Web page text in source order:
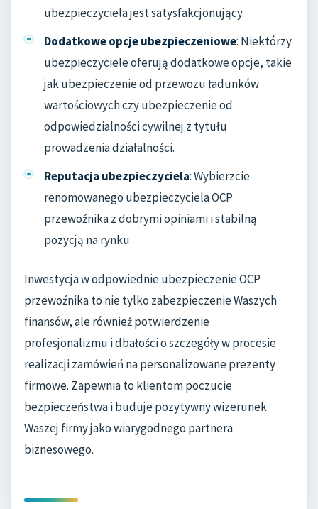
ubezpieczyciela jest satysfakcjonujący.
Dodatkowe opcje ubezpieczeniowe: Niektórzy
ubezpieczyciele oferują dodatkowe opcje, takie
jak ubezpieczenie od przewozu ładunków
wartościowych czy ubezpieczenie od
odpowiedzialności cywilnej z tytułu
prowadzenia działalności.
Reputacja ubezpieczyciela: Wybierzcie
renomowanego ubezpieczyciela OCP
przewoźnika z dobrymi opiniami i stabilną
pozycją na rynku.
Inwestycja w odpowiednie ubezpieczenie OCP
przewoźnika to nie tylko zabezpieczenie Waszych
finansów, ale również potwierdzenie
profesjonalizmu i dbałości o szczegóły w procesie
realizacji zamówień na personalizowane prezenty
firmowe. Zapewnia to klientom poczucie
bezpieczeństwa i buduje pozytywny wizerunek
Waszej firmy jako wiarygodnego partnera
biznesowego.